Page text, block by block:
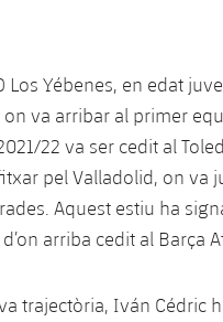
Mèdics
Los Yébenes, en edat
on va arribar al primer
22 va ser cedit al
pel Valladolid, on va
Aquest estiu ha
arriba cedit al Barça
trajectòria, Iván Cédric